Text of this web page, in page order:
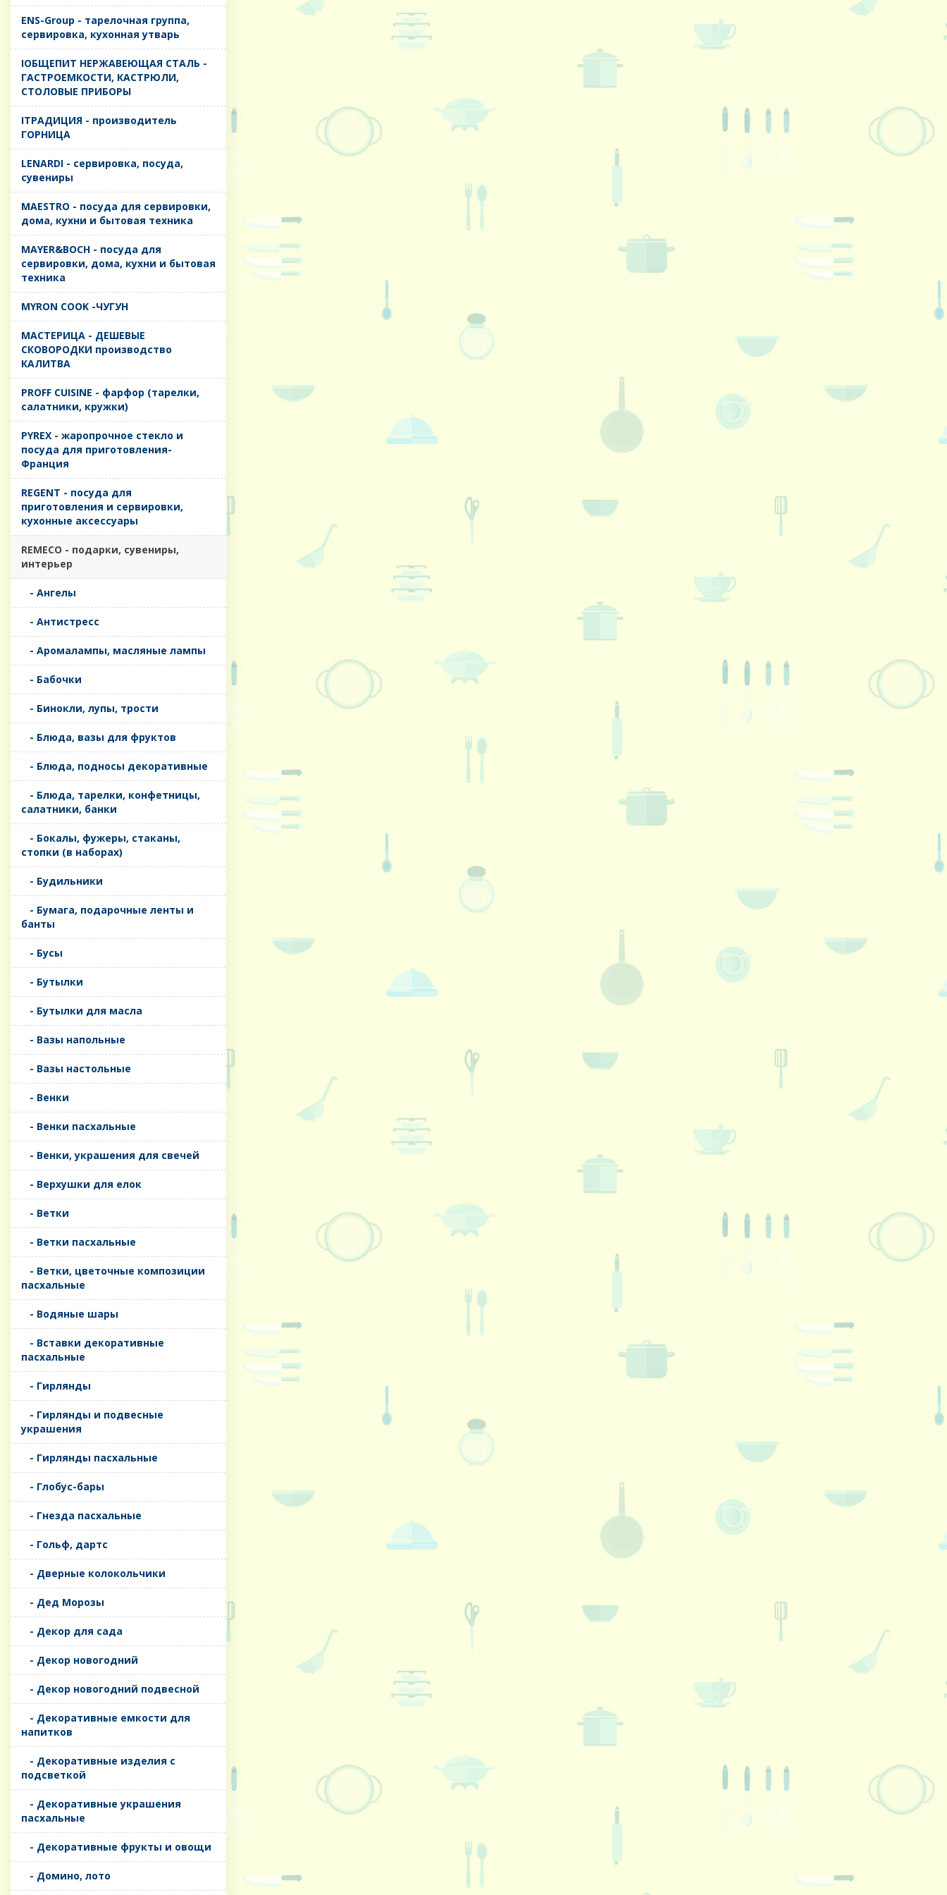
ENS-Group - тарелочная группа,
сервировка, кухонная утварь
IОБЩЕПИТ НЕРЖАВЕЮЩАЯ СТАЛЬ -
ГАСТРОЕМКОСТИ, КАСТРЮЛИ,
СТОЛОВЫЕ ПРИБОРЫ
IТРАДИЦИЯ - производитель
ГОРНИЦА
LENARDI - сервировка, посуда,
сувениры
MAESTRO - посуда для сервировки,
дома, кухни и бытовая техника
MAYER&BOCH - посуда для
сервировки, дома, кухни и бытовая
техника
MYRON COOK -ЧУГУН
MАСТЕРИЦА - ДЕШЕВЫЕ
СКОВОРОДКИ производство
КАЛИТВА
PROFF CUISINE - фарфор (тарелки,
салатники, кружки)
PYREX - жаропрочное стекло и
посуда для приготовления-
Франция
REGENT - посуда для
приготовления и сервировки,
кухонные аксессуары
REMECO - подарки, сувениры,
интерьер
- Ангелы
- Антистресс
- Аромалампы, масляные лампы
- Бабочки
- Бинокли, лупы, трости
- Блюда, вазы для фруктов
- Блюда, подносы декоративные
- Блюда, тарелки, конфетницы,
салатники, банки
- Бокалы, фужеры, стаканы,
стопки (в наборах)
- Будильники
- Бумага, подарочные ленты и
банты
- Бусы
- Бутылки
- Бутылки для масла
- Вазы напольные
- Вазы настольные
- Венки
- Венки пасхальные
- Венки, украшения для свечей
- Верхушки для елок
- Ветки
- Ветки пасхальные
- Ветки, цветочные композиции
пасхальные
- Водяные шары
- Вставки декоративные
пасхальные
- Гирлянды
- Гирлянды и подвесные
украшения
- Гирлянды пасхальные
- Глобус-бары
- Гнезда пасхальные
- Гольф, дартс
- Дверные колокольчики
- Дед Морозы
- Декор для сада
- Декор новогодний
- Декор новогодний подвесной
- Декоративные емкости для
напитков
- Декоративные изделия с
подсветкой
- Декоративные украшения
пасхальные
- Декоративные фрукты и овощи
- Домино, лото